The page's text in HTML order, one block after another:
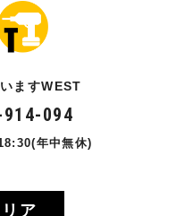
ますWEST
094
年中無休)
ア